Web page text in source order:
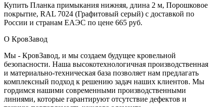
Купить Планка примыкания нижняя, длина 2 м, Порошковое
покрытие, RAL 7024 (Графитовый серый) с доставкой по
России и странам ЕАЭС по цене 665 руб.
О КровЗавод
Мы - КровЗавод, и мы создаем будущее кровельной
безопасности. Наша высокотехнологичная производственная
и материально-техническая база позволяет нам предлагать
комплексный подход к решению задач наших клиентов. Мы
гордимся нашими современными производственными
линиями, которые гарантируют отсутствие дефектов и